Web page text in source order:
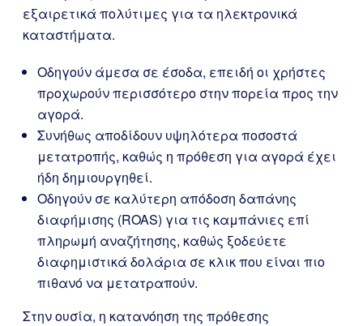
εξαιρετικά πολύτιμες για τα ηλεκτρονικά
καταστήματα.
Οδηγούν άμεσα σε έσοδα, επειδή οι χρήστες
προχωρούν περισσότερο στην πορεία προς την
αγορά.
Συνήθως αποδίδουν υψηλότερα ποσοστά
μετατροπής, καθώς η πρόθεση για αγορά έχει
ήδη δημιουργηθεί.
Οδηγούν σε καλύτερη απόδοση δαπάνης
διαφήμισης (ROAS) για τις καμπάνιες επί
πληρωμή αναζήτησης, καθώς ξοδεύετε
διαφημιστικά δολάρια σε κλικ που είναι πιο
πιθανό να μετατραπούν.
Στην ουσία, η κατανόηση της πρόθεσης